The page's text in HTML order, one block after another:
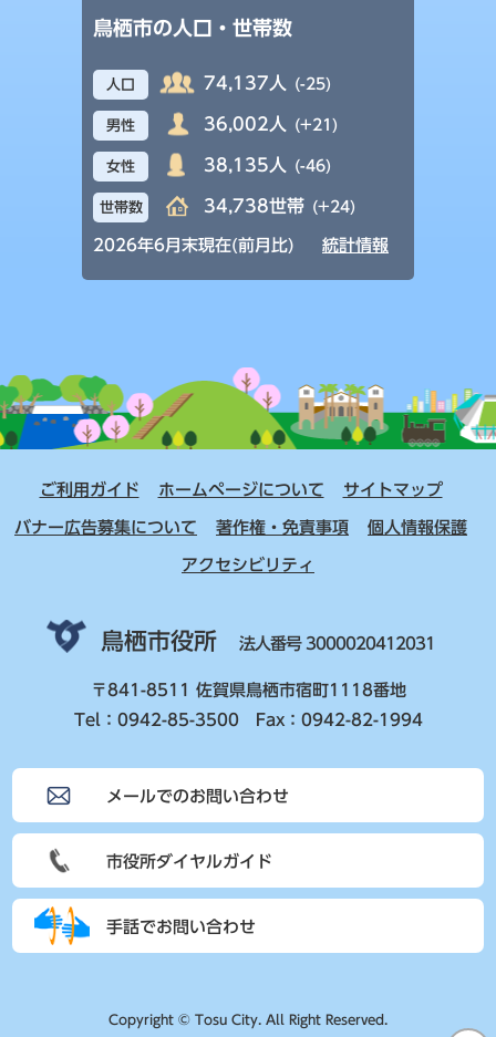
鳥栖市の人口・世帯数
人口 74,137人 (-25)
男性 36,002人 (+21)
女性 38,135人 (-46)
世帯数 34,738世帯 (+24)
2026年6月末現在(前月比) 統計情報
ご利用ガイド ホームページについて サイトマップ
バナー広告募集について 著作権・免責事項 個人情報保護
アクセシビリティ
鳥栖市役所 法人番号 3000020412031
〒841-8511 佐賀県鳥栖市宿町1118番地
Tel：0942-85-3500 Fax：0942-82-1994
メールでのお問い合わせ
市役所ダイヤルガイド
手話でお問い合わせ
Copyright © Tosu City. All Right Reserved.